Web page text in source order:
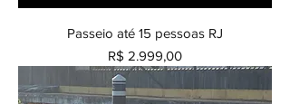
Passeio até 15 pessoas RJ
Preço
R$ 2.999,00